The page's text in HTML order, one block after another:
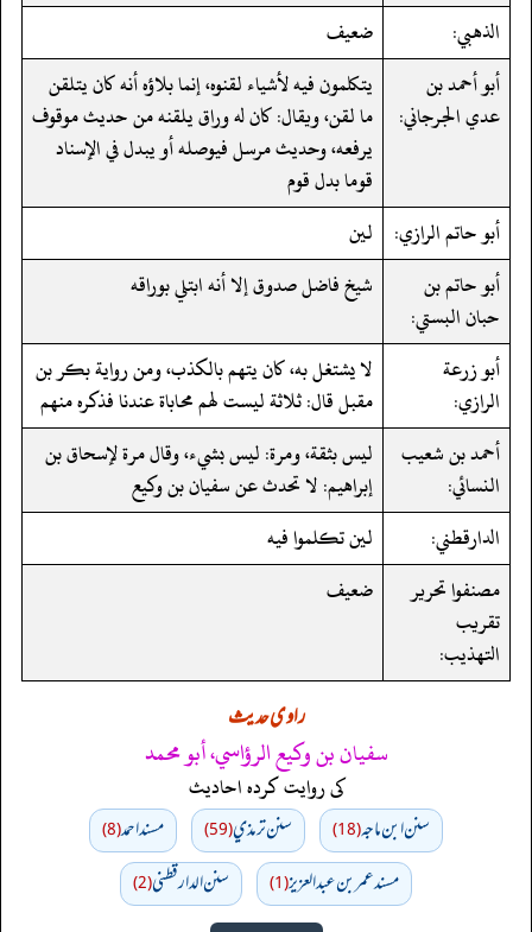
الذهبي:
ضعيف
أبو أحمد بن
عدي الجرجاني:
يتكلمون فيه لأشياء لقنوه، إنما بلاؤه أنه كان يتلقن
ما لقن، ويقال: كان له وراق يلقنه من حديث موقوف
يرفعه، وحديث مرسل فيوصله أو يبدل في الإسناد
قوما بدل قوم
أبو حاتم الرازي:
لين
أبو حاتم بن
حبان البستي:
شيخ فاضل صدوق إلا أنه ابتلي بوراقه
أبو زرعة
الرازي:
لا يشتغل به، كان يتهم بالكذب، ومن رواية بكر بن
مقبل قال: ثلاثة ليست لهم محاباة عندنا فذكره منهم
أحمد بن شعيب
النسائي:
ليس بثقة، ومرة: ليس بشيء، وقال مرة لإسحاق بن
إبراهيم: لا تحدث عن سفيان بن وكيع
الدارقطني:
لين تكلموا فيه
مصنفوا تحرير
تقريب
التهذيب:
ضعيف
راوی حدیث
سفيان بن وكيع الرؤاسي، أبو محمد
کی روایت کردہ احادیث
سنن ابن ماجه(18) سنن ترمذي(59) مسند احمد(8)
مسند عمر بن عبد العزيز(1) سنن الدارقطني(2)